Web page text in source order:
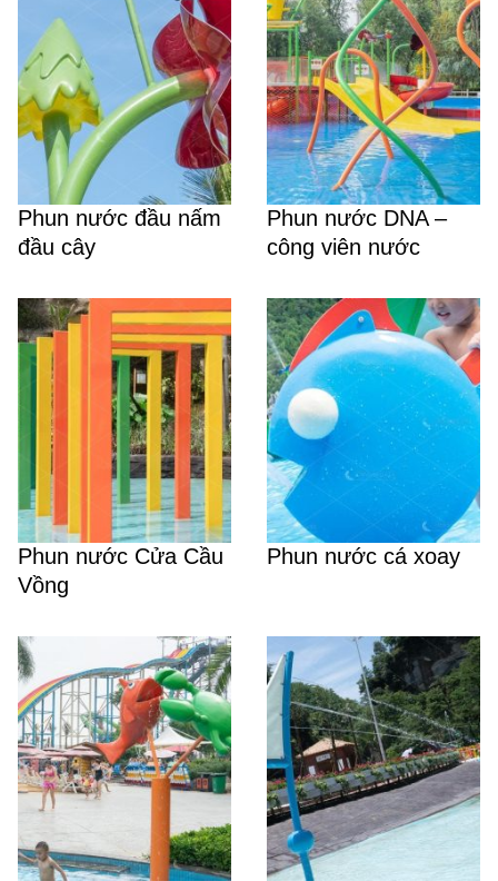
Phun nước đầu nấm
đầu cây
Phun nước DNA –
công viên nước
Phun nước Cửa Cầu
Vồng
Phun nước cá xoay